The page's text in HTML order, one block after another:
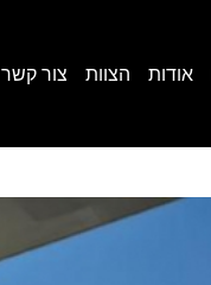
אודות הצוות צור קשר